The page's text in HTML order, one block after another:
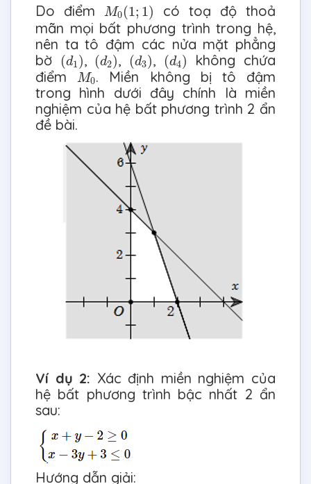
Do điểm M0(1; 1)
M0 (1 ;1 )
có toạ độ thoả
mãn mọi bất phương trình trong hệ,
nên ta tô đậm các nửa mặt phẳng
bờ
(d1)
(d1), (d2)
( d2), (d3)
( d3), (d4)
(d4) không chứa
điểmM0
M0. Miền không bị tô đậm
trong hình dưới đây chính là miền
nghiệm của hệ bất phương trình 2 ẩn
đề bài.
Ví dụ 2: Xác định miền nghiệm của
hệ bất phương trình bậc nhất 2 ẩn
sau:
Hướng dẫn giải: